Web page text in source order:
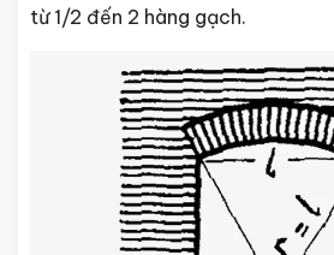
từ 1/2 đến 2 hàng gạch.